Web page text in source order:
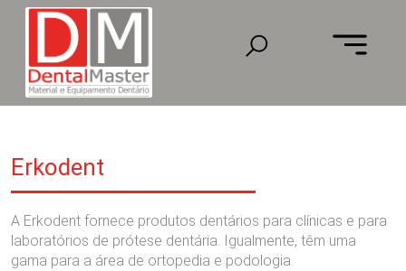
Erkodent
A Erkodent fornece produtos dentários para clínicas e para
laboratórios de prótese dentária. Igualmente, têm uma
gama para a área de ortopedia e podologia.